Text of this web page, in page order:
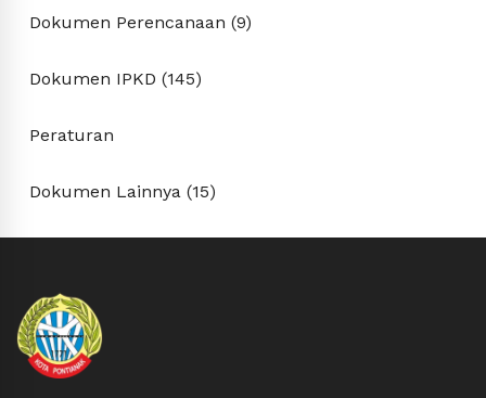
Dokumen Perencanaan (9)
Dokumen IPKD (145)
Peraturan
Dokumen Lainnya (15)